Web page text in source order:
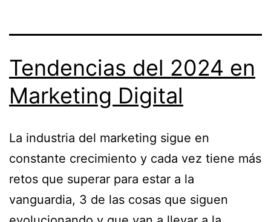
Tendencias del 2024 en
Marketing Digital
La industria del marketing sigue en
constante crecimiento y cada vez tiene más
retos que superar para estar a la
vanguardia, 3 de las cosas que siguen